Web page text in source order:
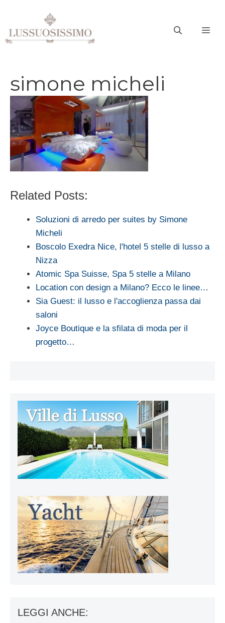
contenuto
simone micheli
Related Posts:
Soluzioni di arredo per suites by Simone
Micheli
Boscolo Exedra Nice, l'hotel 5 stelle di lusso a
Nizza
Atomic Spa Suisse, Spa 5 stelle a Milano
Location con design a Milano? Ecco le linee…
Sia Guest: il lusso e l'accoglienza passa dai
saloni
Joyce Boutique e la sfilata di moda per il
progetto…
LEGGI ANCHE: